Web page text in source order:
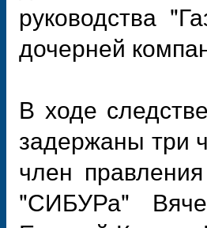
руководства
дочерней
В ходе
задержаны три
член
"СИБУРа"